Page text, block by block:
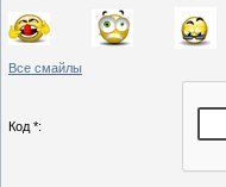
Все смайлы
Код *: